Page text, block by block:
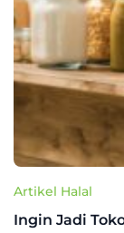
Artikel Halal
Ingin Jadi